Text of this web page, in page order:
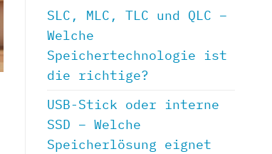
SLC, MLC, TLC und QLC –
Welche
Speichertechnologie ist
die richtige?
USB-Stick oder interne
SSD – Welche
Speicherlösung eignet